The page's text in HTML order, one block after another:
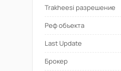
Trakheesi разрешение
Реф объекта
Last Update
Брокер